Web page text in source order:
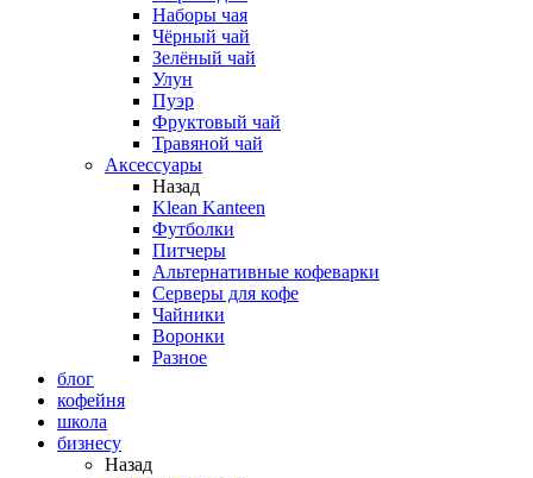
Наборы чая
Чёрный чай
Зелёный чай
Улун
Пуэр
Фруктовый чай
Травяной чай
Аксессуары
Назад
Klean Kanteen
Футболки
Питчеры
Альтернативные кофеварки
Серверы для кофе
Чайники
Воронки
Разное
блог
кофейня
школа
бизнесу
Назад